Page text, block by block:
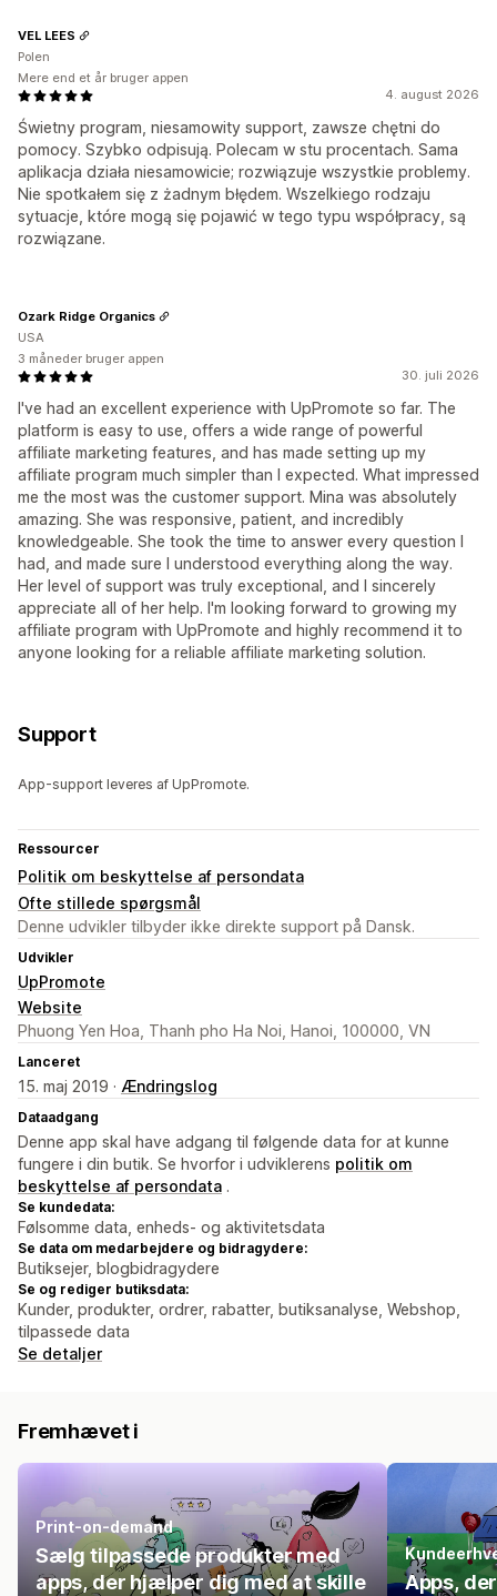
4. august 2026
Świetny program, niesamowity support, zawsze chętni do
pomocy. Szybko odpisują. Polecam w stu procentach. Sama
aplikacja działa niesamowicie; rozwiązuje wszystkie problemy.
Nie spotkałem się z żadnym błędem. Wszelkiego rodzaju
sytuacje, które mogą się pojawić w tego typu współpracy, są
rozwiązane.
VEL LEES
Polen
Mere end et år bruger appen
30. juli 2026
I've had an excellent experience with UpPromote so far. The
platform is easy to use, offers a wide range of powerful
affiliate marketing features, and has made setting up my
affiliate program much simpler than I expected. What impressed
me the most was the customer support. Mina was absolutely
amazing. She was responsive, patient, and incredibly
knowledgeable. She took the time to answer every question I
had, and made sure I understood everything along the way.
Her level of support was truly exceptional, and I sincerely
appreciate all of her help. I'm looking forward to growing my
affiliate program with UpPromote and highly recommend it to
anyone looking for a reliable affiliate marketing solution.
Ozark Ridge Organics
USA
3 måneder bruger appen
Support
App-support leveres af UpPromote.
Ressourcer
Politik om beskyttelse af persondata
Ofte stillede spørgsmål
Denne udvikler tilbyder ikke direkte support på Dansk.
Udvikler
UpPromote
Website
Phuong Yen Hoa, Thanh pho Ha Noi, Hanoi, 100000, VN
Lanceret
15. maj 2019 · Ændringslog
Dataadgang
Denne app skal have adgang til følgende data for at kunne
fungere i din butik. Se hvorfor i udviklerens politik om
beskyttelse af persondata .
Se kundedata:
Følsomme data, enheds- og aktivitetsdata
Se data om medarbejdere og bidragydere:
Butiksejer, blogbidragydere
Se og rediger butiksdata:
Kunder, produkter, ordrer, rabatter, butiksanalyse, Webshop,
tilpassede data
Se detaljer
Fremhævet i
Print-on-demand
Sælg tilpassede produkter med
apps, der hjælper dig med at skille
Apps,